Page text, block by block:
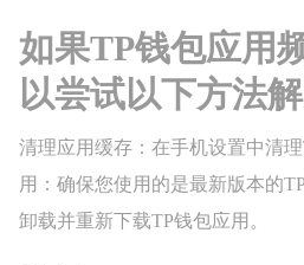
如果TP钱包应用
以尝试以下方法解
清理应用缓存：在手机设置中清
用：确保您使用的是最新版本的
卸载并重新下载TP钱包应用。